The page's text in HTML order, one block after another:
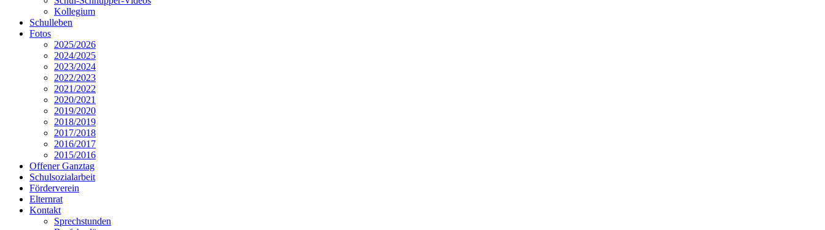
Kollegium
Schulleben
Fotos
2025/2026
2024/2025
2023/2024
2022/2023
2021/2022
2020/2021
2019/2020
2018/2019
2017/2018
2016/2017
2015/2016
Offener Ganztag
Schulsozialarbeit
Förderverein
Elternrat
Kontakt
Sprechstunden